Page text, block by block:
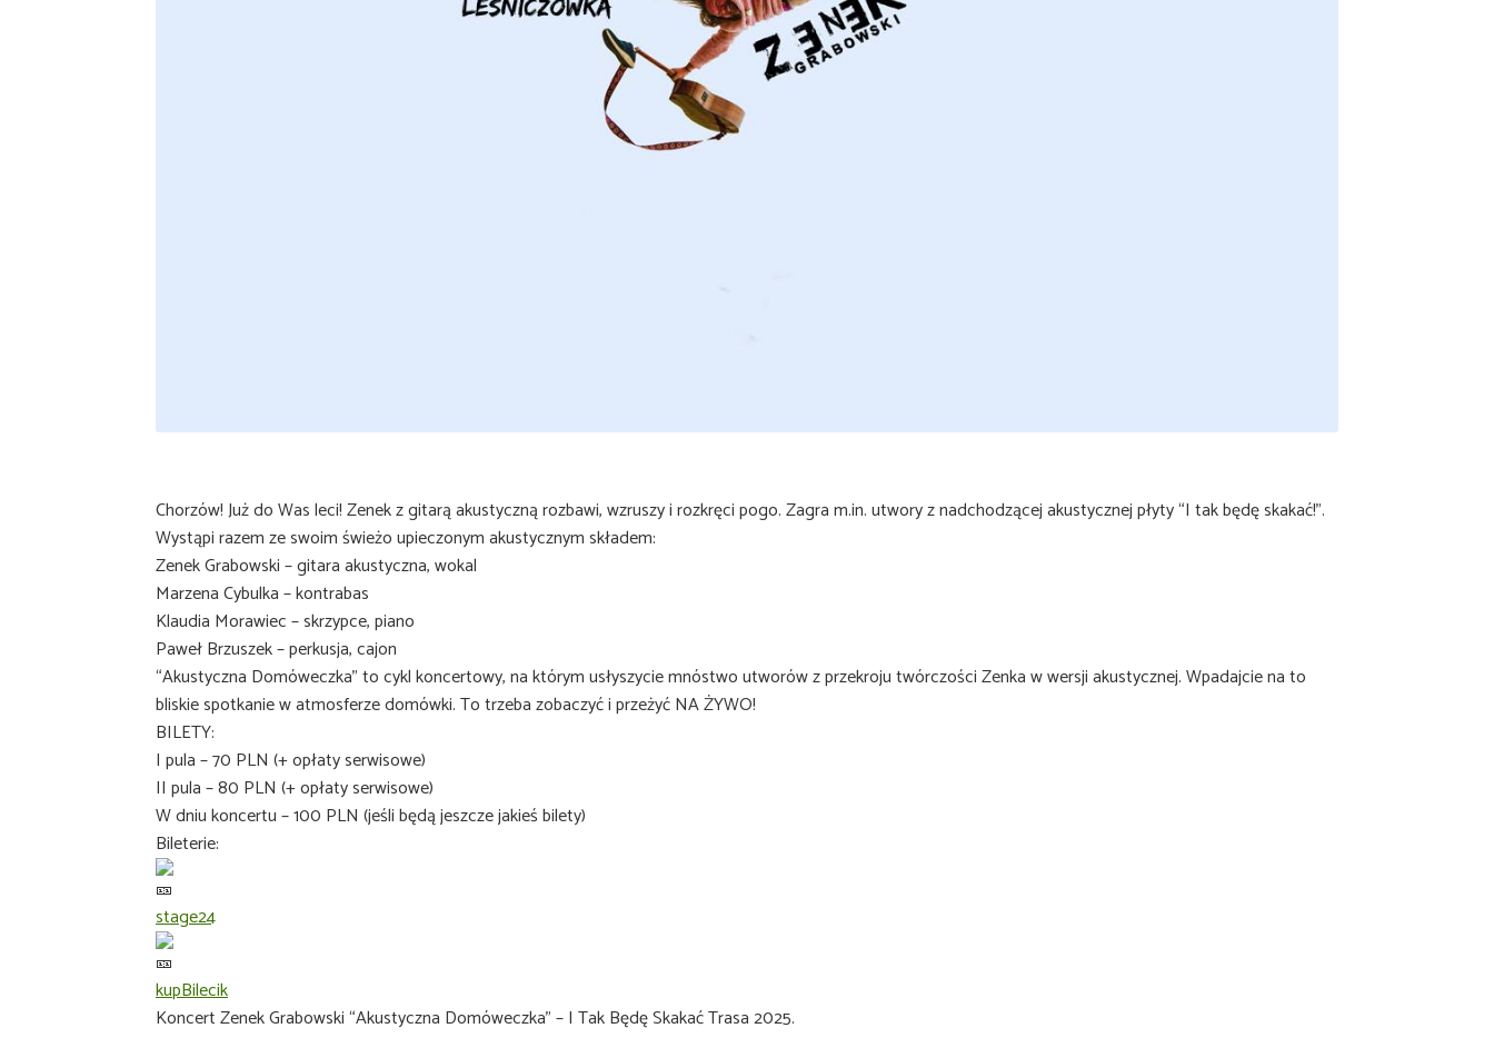
Chorzów! Już do Was leci! Zenek z gitarą akustyczną rozbawi, wzruszy i rozkręci pogo. Zagra m.in. utwory z nadchodzącej akustycznej płyty “I tak będę skakać!”.
Wystąpi razem ze swoim świeżo upieczonym akustycznym składem:
Zenek Grabowski – gitara akustyczna, wokal
Marzena Cybulka – kontrabas
Klaudia Morawiec – skrzypce, piano
Paweł Brzuszek – perkusja, cajon
“Akustyczna Domóweczka” to cykl koncertowy, na którym usłyszycie mnóstwo utworów z przekroju twórczości Zenka w wersji akustycznej. Wpadajcie na to
bliskie spotkanie w atmosferze domówki. To trzeba zobaczyć i przeżyć NA ŻYWO!
BILETY:
I pula – 70 PLN (+ opłaty serwisowe)
II pula – 80 PLN (+ opłaty serwisowe)
W dniu koncertu – 100 PLN (jeśli będą jeszcze jakieś bilety)
Bileterie:
stage24
kupBilecik
Koncert Zenek Grabowski “Akustyczna Domóweczka” – I Tak Będę Skakać Trasa 2025.